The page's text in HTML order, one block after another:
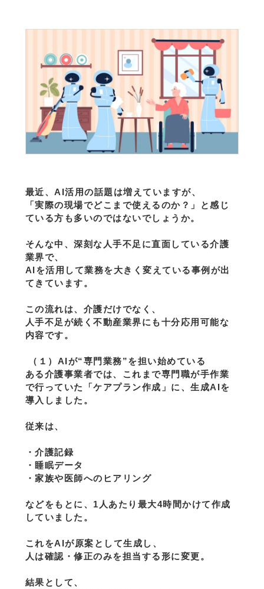
最近、AI活用の話題は増えていますが、
「実際の現場でどこまで使えるのか？」と感じ
ている方も多いのではないでしょうか。
そんな中、深刻な人手不足に直面している介護
業界で、
AIを活用して業務を大きく変えている事例が出
てきています。
この流れは、介護だけでなく、
人手不足が続く不動産業界にも十分応用可能な
内容です。
（１）AIが“専門業務”を担い始めている
ある介護事業者では、これまで専門職が手作業
で行っていた「ケアプラン作成」に、生成AIを
導入しました。
従来は、
・介護記録
・睡眠データ
・家族や医師へのヒアリング
などをもとに、1人あたり最大4時間かけて作成
していました。
これをAIが原案として生成し、
人は確認・修正のみを担当する形に変更。
結果として、